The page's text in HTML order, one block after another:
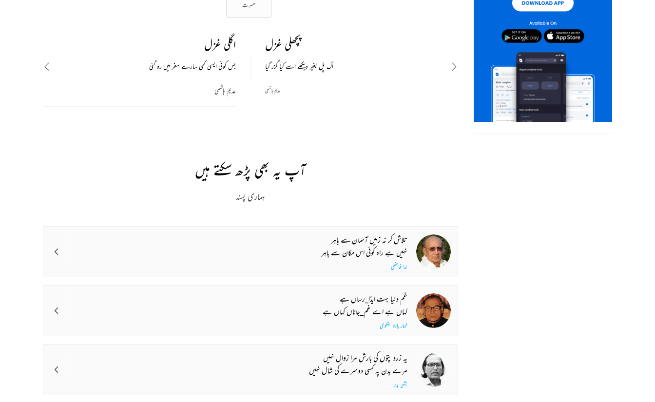
حسرت
اگلی غزل
بس کوئی ایسی کمی سارے سفر میں رہ گئی
عدیم ہاشمی
پچھلی غزل
اک پل بغیر دیکھے اسے کیا گزر گیا
عدیم ہاشمی
آپ یہ بھی پڑھ سکتے ہیں
ہماری پسند
تلاش کر نہ زمیں آسمان سے باہر
نہیں ہے راہ کوئی اس مکان سے باہر
ندا فاضلی
غم دنیا بہت ایذا_رساں ہے
کہاں ہے اے غم_جاناں کہاں ہے
خمار بارہ بنکوی
یہ زرد پتوں کی بارش مرا زوال نہیں
مرے بدن پہ کسی دوسرے کی شال نہیں
بشیر بدر